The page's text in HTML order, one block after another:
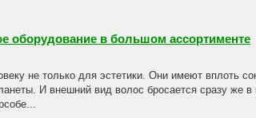
оборудование в большом ассортименте
не только для эстетики. Они имеют вплоть
И внешний вид волос бросается сразу же в